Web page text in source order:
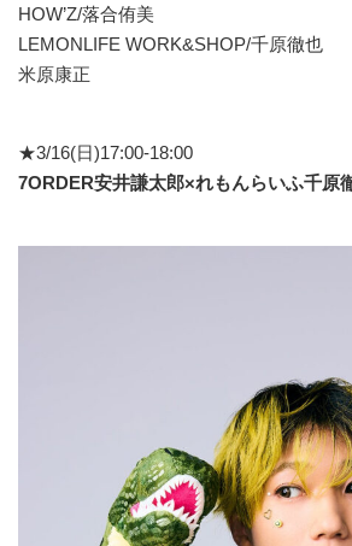
HOW’Z/落合侑美
LEMONLIFE WORK&SHOP/千原徹也
米原康正
★3/16(日)17:00-18:00
7ORDER安井謙太郎×れもんらいふ千